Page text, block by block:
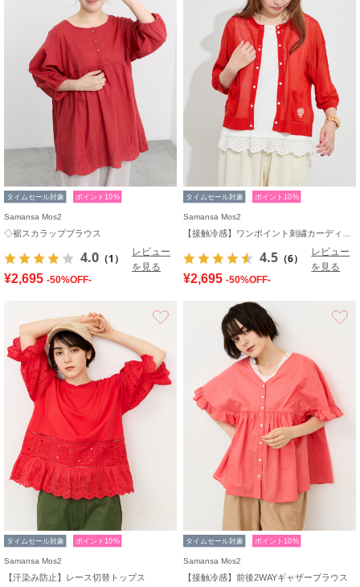
タイムセール対象 ポイント10%
Samansa Mos2
◇裾スカラップブラウス
4.0 （1）
レビュー
を見る
¥2,695 -50%OFF-
タイムセール対象 ポイント10%
Samansa Mos2
4.5 （6）
レビュー
を見る
¥2,695 -50%OFF-
タイムセール対象 ポイント10%
Samansa Mos2
【汗染み防止】レース切替トップス
タイムセール対象 ポイント10%
Samansa Mos2
【接触冷感】前後2WAYギャザーブラウス